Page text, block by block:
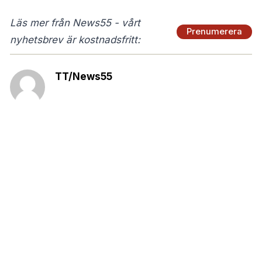
Läs mer från News55 - vårt
nyhetsbrev är kostnadsfritt:
Prenumerera
TT/News55